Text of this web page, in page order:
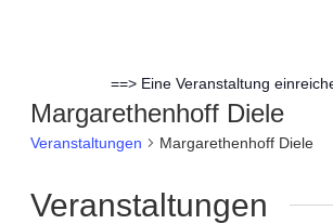
==> Eine Veranstaltung
Margarethenhoff Diele
Veranstaltungen Margarethenhoff Diele
Veranstaltungen